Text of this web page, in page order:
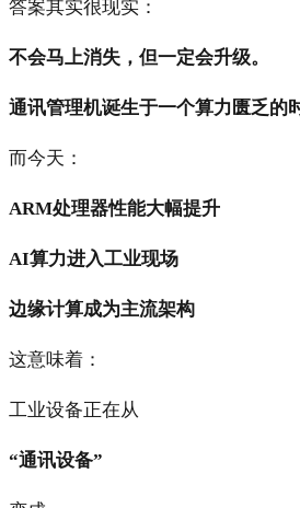
答案其实很现实：
不会马上消失，但一定会升级。
通讯管理机诞生于一个算力匮乏的
而今天：
ARM处理器性能大幅提升
AI算力进入工业现场
边缘计算成为主流架构
这意味着：
工业设备正在从
“通讯设备”